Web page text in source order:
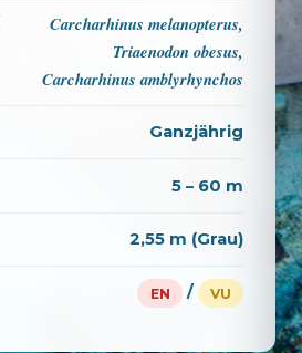
Carcharhinus melanopterus,
Triaenodon obesus,
Carcharhinus amblyrhynchos
Ganzjährig
5 – 60 m
2,55 m (Grau)
EN / VU